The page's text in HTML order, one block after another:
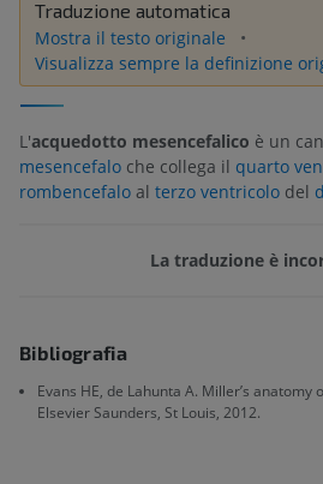
Traduzione automatica
Mostra il testo originale
Visualizza sempre la definizione
L'acquedotto mesencefalico è un
mesencefalo che collega il quarto
rombencefalo al terzo ventricolo del
La traduzione è
Bibliografia
Evans HE, de Lahunta A. Miller’s anatomy
Elsevier Saunders, St Louis, 2012.